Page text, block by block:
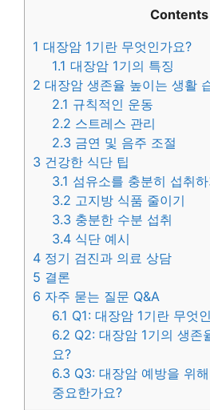
Contents
1 대장암 1기란 무엇인가요?
1.1 대장암 1기의 특징
2 대장암 생존율 높이는 생활
2.1 규칙적인 운동
2.2 스트레스 관리
2.3 금연 및 음주 조절
3 건강한 식단 팁
3.1 섬유소를 충분히 섭취하
3.2 고지방 식품 줄이기
3.3 충분한 수분 섭취
3.4 식단 예시
4 정기 검진과 의료 상담
5 결론
6 자주 묻는 질문 Q&A
6.1 Q1: 대장암 1기란 무엇
6.2 Q2: 대장암 1기의 생존
요?
6.3 Q3: 대장암 예방을 위
중요한가요?